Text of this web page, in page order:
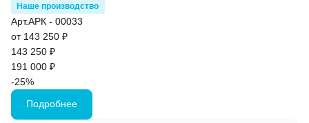
Наше производство
Арт.АРК - 00033
от 143 250 ₽
143 250 ₽
191 000 ₽
-25%
Подробнее